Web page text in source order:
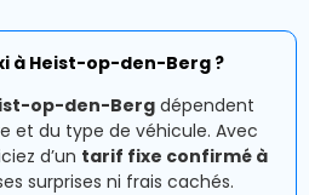
à Heist-op-den-Berg ?
op-den-Berg dépendent
et du type de véhicule. Avec
d’un tarif fixe confirmé à
surprises ni frais cachés.